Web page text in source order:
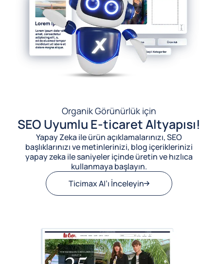
Organik Görünürlük için
SEO Uyumlu E-ticaret Altyapısı!
Yapay Zeka ile ürün açıklamalarınızı, SEO
başlıklarınızı ve metinlerinizi, blog içeriklerinizi
yapay zeka ile saniyeler içinde üretin ve hızlıca
kullanmaya başlayın.
Ticimax AI’ı İnceleyin